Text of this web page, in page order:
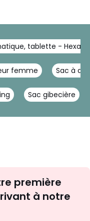
tablette -
femme Sac à
Sac gibecière
première
à notre